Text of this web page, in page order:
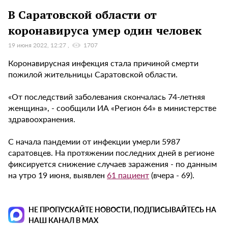
В Саратовской области от
коронавируса умер один человек
19 июня 2022, 12:27 1707
Коронавирусная инфекция стала причиной смерти
пожилой жительницы Саратовской области.
«От последствий заболевания скончалась 74-летняя
женщина», - сообщили ИА «Регион 64» в министерстве
здравоохранения.
С начала пандемии от инфекции умерли 5987
саратовцев. На протяжении последних дней в регионе
фиксируется снижение случаев заражения - по данным
на утро 19 июня, выявлен 61 пациент(вчера - 69).
НЕ ПРОПУСКАЙТЕ НОВОСТИ, ПОДПИСЫВАЙТЕСЬ НА
НАШ КАНАЛ В MAX